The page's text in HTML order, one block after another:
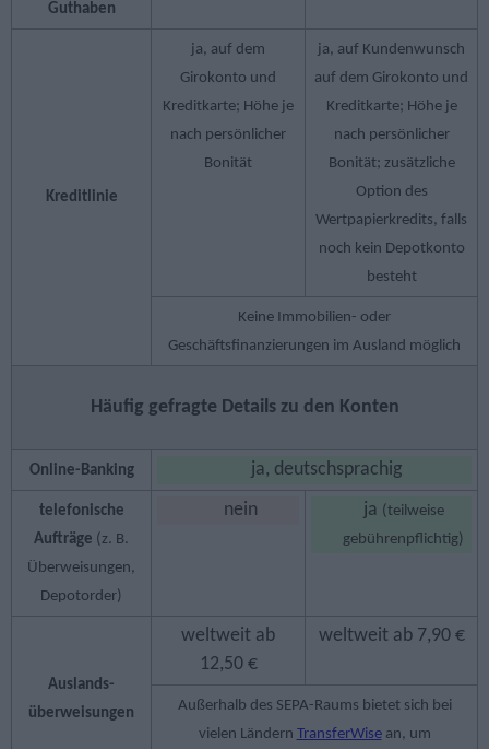
Guthaben
Kreditlinie
ja, auf dem
Girokonto und
Kreditkarte; Höhe je
nach persönlicher
Bonität
ja, auf Kundenwunsch
auf dem Girokonto und
Kreditkarte; Höhe je
nach persönlicher
Bonität; zusätzliche
Option des
Wertpapierkredits, falls
noch kein Depotkonto
besteht
Keine Immobilien- oder
Geschäftsfinanzierungen im Ausland möglich
Häufig gefragte Details zu den Konten
Online-Banking ja, deutschsprachig
telefonische
Aufträge (z. B.
Überweisungen,
Depotorder)
nein ja (teilweise
gebührenpflichtig)
Auslands­
überweisungen
weltweit ab
12,50 €
weltweit ab 7,90 €
Außerhalb des SEPA-Raums bietet sich bei
vielen Ländern TransferWisean, um